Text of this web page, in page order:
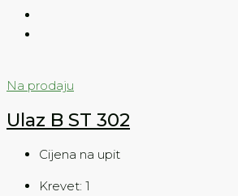
Na prodaju
Ulaz B ST 302
Cijena na upit
Krevet: 1